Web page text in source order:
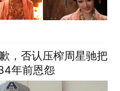
，否认压榨周星驰把
年前恩怨